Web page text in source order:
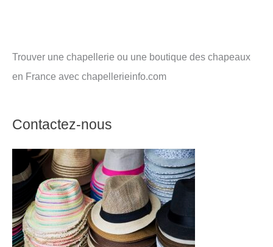
Trouver une chapellerie ou une boutique des chapeaux
en France avec chapellerieinfo.com
Contactez-nous